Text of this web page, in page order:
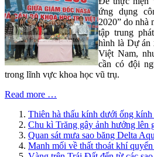
ứng dụng
2020” do nhà
tập trung
hình là Dự án
Việt Nam,
cần có đội
trong lĩnh vực khoa học vũ trụ.
Read more …
Thiên hà thấu kính dưới ống
Chu kì Trăng gây ảnh hưởng lên
Quan sát mưa sao băng Delta
Manh mối về thất thoát khí